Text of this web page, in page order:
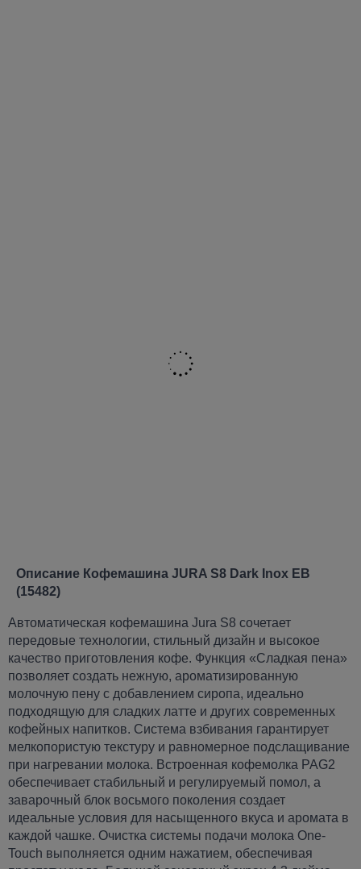
Описание Кофемашина JURA S8 Dark Inox EB
(15482)
Автоматическая кофемашина Jura S8 сочетает
передовые технологии, стильный дизайн и высокое
качество приготовления кофе. Функция «Сладкая пена»
позволяет создать нежную, ароматизированную
молочную пену с добавлением сиропа, идеально
подходящую для сладких латте и других современных
кофейных напитков. Система взбивания гарантирует
мелкопористую текстуру и равномерное подслащивание
при нагревании молока. Встроенная кофемолка PAG2
обеспечивает стабильный и регулируемый помол, а
заварочный блок восьмого поколения создает
идеальные условия для насыщенного вкуса и аромата в
каждой чашке. Очистка системы подачи молока One-
Touch выполняется одним нажатием, обеспечивая